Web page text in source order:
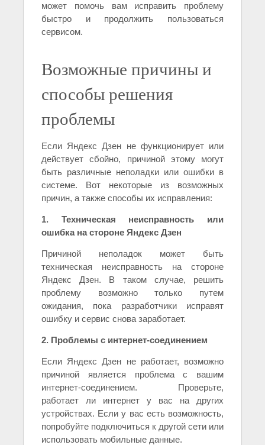
может помочь вам исправить проблему
быстро и продолжить пользоваться
сервисом.
Возможные причины и
способы решения
проблемы
Если Яндекс Дзен не функционирует или
действует сбойно, причиной этому могут
быть различные неполадки или ошибки в
системе. Вот некоторые из возможных
причин, а также способы их исправления:
1. Техническая неисправность или
ошибка на стороне Яндекс Дзен
Причиной неполадок может быть
техническая неисправность на стороне
Яндекс Дзен. В таком случае, решить
проблему возможно только путем
ожидания, пока разработчики исправят
ошибку и сервис снова заработает.
2. Проблемы с интернет-соединением
Если Яндекс Дзен не работает, возможно
причиной является проблема с вашим
интернет-соединением. Проверьте,
работает ли интернет у вас на других
устройствах. Если у вас есть возможность,
попробуйте подключиться к другой сети или
использовать мобильные данные.